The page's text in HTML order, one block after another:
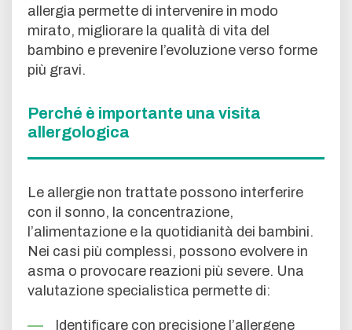
allergia permette di intervenire in modo
mirato, migliorare la qualità di vita del
bambino e prevenire l’evoluzione verso forme
più gravi.
Perché è importante una visita
allergologica
Le allergie non trattate possono interferire
con il sonno, la concentrazione,
l’alimentazione e la quotidianità dei bambini.
Nei casi più complessi, possono evolvere in
asma o provocare reazioni più severe. Una
valutazione specialistica permette di:
Identificare con precisione l’allergene